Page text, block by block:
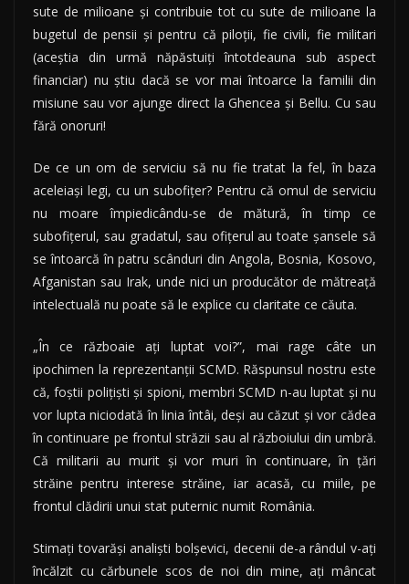
sute de milioane şi contribuie tot cu sute de milioane la
bugetul de pensii şi pentru că piloţii, fie civili, fie militari
(aceştia din urmă năpăstuiţi întotdeauna sub aspect
financiar) nu ştiu dacă se vor mai întoarce la familii din
misiune sau vor ajunge direct la Ghencea şi Bellu. Cu sau
fără onoruri!
De ce un om de serviciu să nu fie tratat la fel, în baza
aceleiaşi legi, cu un subofiţer? Pentru că omul de serviciu
nu moare împiedicându-se de mătură, în timp ce
subofiţerul, sau gradatul, sau ofiţerul au toate şansele să
se întoarcă în patru scânduri din Angola, Bosnia, Kosovo,
Afganistan sau Irak, unde nici un producător de mătreaţă
intelectuală nu poate să le explice cu claritate ce căuta.
„În ce războaie aţi luptat voi?”, mai rage câte un
ipochimen la reprezentanţii SCMD. Răspunsul nostru este
că, foştii poliţişti şi spioni, membri SCMD n-au luptat şi nu
vor lupta niciodată în linia întâi, deşi au căzut şi vor cădea
în continuare pe frontul străzii sau al războiului din umbră.
Că militarii au murit şi vor muri în continuare, în ţări
străine pentru interese străine, iar acasă, cu miile, pe
frontul clădirii unui stat puternic numit România.
Stimaţi tovarăşi analişti bolşevici, decenii de-a rândul v-aţi
încălzit cu cărbunele scos de noi din mine, aţi mâncat